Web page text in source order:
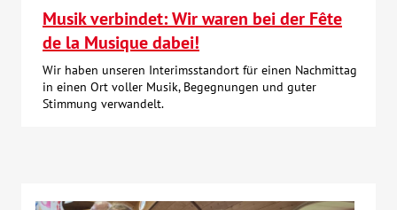
Musik verbindet: Wir waren bei der Fête
de la Musique dabei!
Wir haben unseren Interimsstandort für einen Nachmittag
in einen Ort voller Musik, Begegnungen und guter
Stimmung verwandelt.